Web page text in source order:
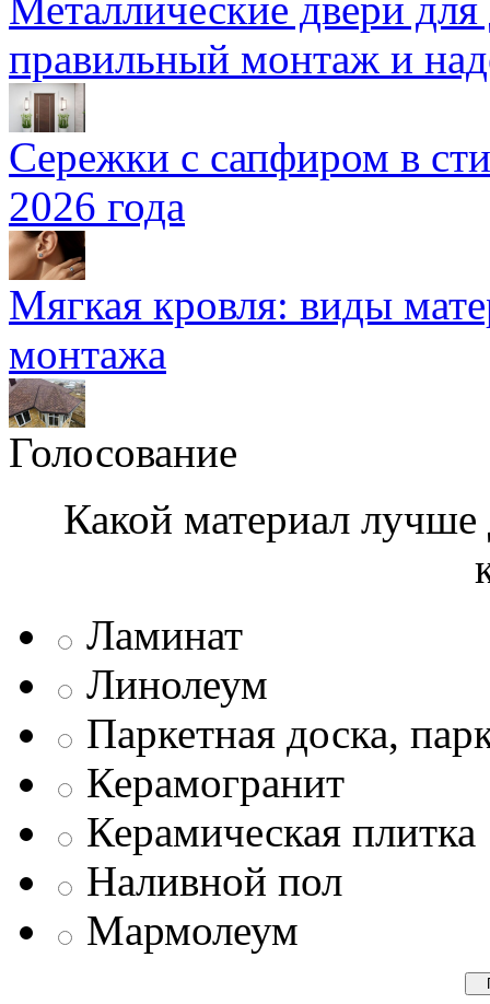
правильный монтаж и
Сережки с сапфиром в
2026 года
Мягкая кровля: виды
монтажа
Голосование
Какой материал
Ламинат
Линолеум
Паркетная доска,
Керамогранит
Керамическая плитка
Наливной пол
Мармолеум